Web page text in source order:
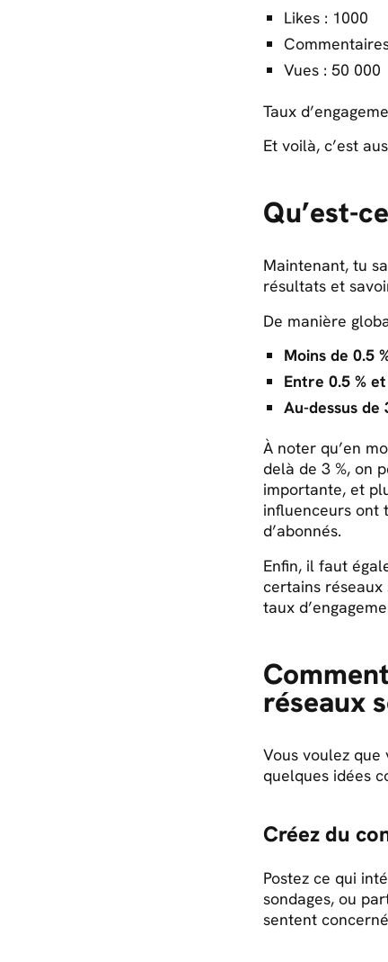
Likes : 1000
Vues : 50 000
Taux
Et voilà, c’est
Qu’est-
Maintenant, tu
résultats et
De manière
Moins de 0.5
Entre 0.5 %
Au-dessus de
À noter qu’en
delà de 3 %, on
importante, et
influenceurs ont
d’abonnés.
Enfin, il faut
certains réseaux
taux
réseaux
Vous voulez
quelques idées
Créez du
Postez ce qui
sondages, ou
sentent